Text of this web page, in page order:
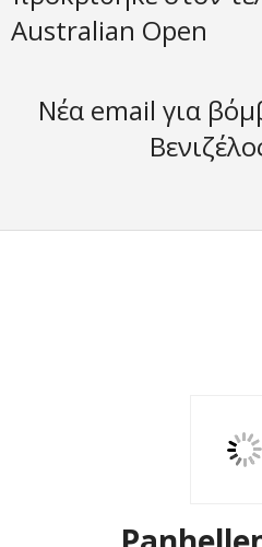
Australian Open
Νέα email για